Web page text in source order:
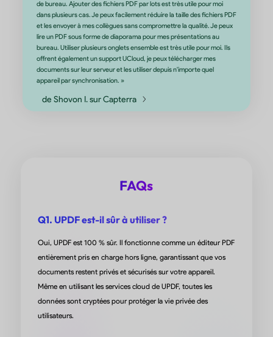
de Tolga A. sur G2
Un Changement de Jeu pour l'IA !
joliment surligné en couleur). »
de Čedo Malić sur Google Play
Fluide et Simple - Un Excellent
Programme PDF
FAQs
Q1. UPDF est-il sûr à utiliser ?
Oui, UPDF est 100 % sûr. Il fonctionne comme un éditeur PDF
entièrement pris en charge hors ligne, garantissant que vos
documents restent privés et sécurisés sur votre appareil.
Même en utilisant les services cloud de UPDF, toutes les
données sont cryptées pour protéger la vie privée des
utilisateurs.